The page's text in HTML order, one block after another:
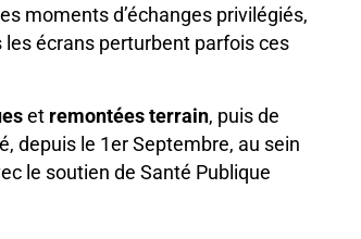
moments d’échanges privilégiés,
écrans perturbent parfois ces
et remontées terrain, puis de
depuis le 1er Septembre, au sein
le soutien de Santé Publique